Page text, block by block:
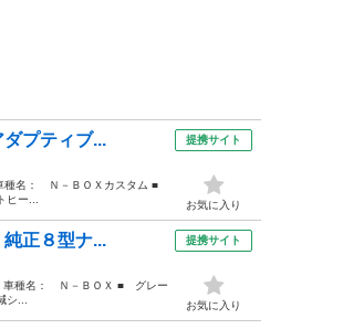
プティブ...
名： Ｎ－ＢＯＸカスタム ■
ー...
提携サイト
お気に入り
正８型ナ...
種名： Ｎ－ＢＯＸ ■ グレー
...
提携サイト
お気に入り